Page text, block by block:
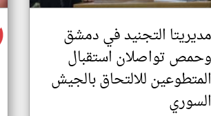
مديريتا التجنيد في دمشق
وحمص تواصلان استقبال
المتطوعين للالتحاق بالجيش
السوري